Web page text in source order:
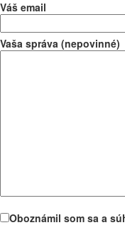
Váš email
Vaša správa (nepovinné)
Oboznámil som sa a